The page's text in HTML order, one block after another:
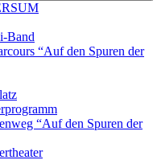
Band
“Auf den Spuren der
“Auf den Spuren der